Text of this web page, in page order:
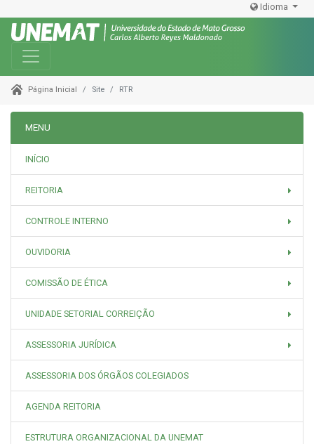
Idioma
Toggle navigation
Página Inicial Site RTR
MENU
INÍCIO
REITORIA
CONTROLE INTERNO
OUVIDORIA
COMISSÃO DE ÉTICA
UNIDADE SETORIAL CORREIÇÃO
ASSESSORIA JURÍDICA
ASSESSORIA DOS ÓRGÃOS COLEGIADOS
AGENDA REITORIA
ESTRUTURA ORGANIZACIONAL DA UNEMAT